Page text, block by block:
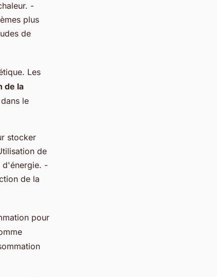
-
plus
de
Les
de la
dans le
stocker
de
d'énergie. -
de la
pour